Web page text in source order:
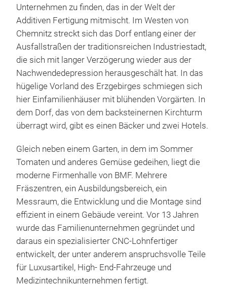
Unternehmen zu finden, das in der Welt der
Additiven Fertigung mitmischt. Im Westen von
Chemnitz streckt sich das Dorf entlang einer der
Ausfallstraßen der traditionsreichen Industriestadt,
die sich mit langer Verzögerung wieder aus der
Nachwendedepression herausgeschält hat. In das
hügelige Vorland des Erzgebirges schmiegen sich
hier Einfamilienhäuser mit blühenden Vorgärten. In
dem Dorf, das von dem backsteinernen Kirchturm
überragt wird, gibt es einen Bäcker und zwei Hotels.
Gleich neben einem Garten, in dem im Sommer
Tomaten und anderes Gemüse gedeihen, liegt die
moderne Firmenhalle von BMF. Mehrere
Fräszentren, ein Ausbildungsbereich, ein
Messraum, die Entwicklung und die Montage sind
effizient in einem Gebäude vereint. Vor 13 Jahren
wurde das Familienunternehmen gegründet und
daraus ein spezialisierter CNC-Lohnfertiger
entwickelt, der unter anderem anspruchsvolle Teile
für Luxusartikel, High- End-Fahrzeuge und
Medizintechnikunternehmen fertigt.